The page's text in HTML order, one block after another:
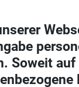
Soweit auf